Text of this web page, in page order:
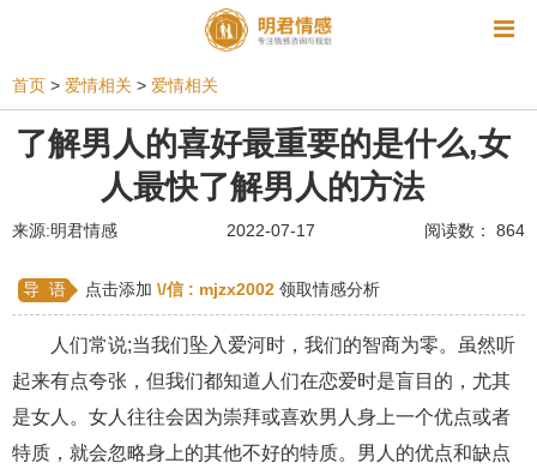
相亲 同性恋 恋爱技巧 挽回爱情
爱情相关 星座情感 离婚
姻缘测试 怀孕 交友
感情挽回 双鱼座男生 情感测试
水瓶座男生 摩羯座男生 射手座男生
天蝎座男生 天秤座男生 处女座男生
爱情诗句 狮子座男生 爱情歌曲 爱情图片
首页 > 爱情相关 > 爱情相关
了解男人的喜好最重要的是什么,女
人最快了解男人的方法
来源:明君情感 2022-07-17 阅读数： 864
导 语 点击添加 \/信 : mjzx2002 领取情感分析
人们常说;当我们坠入爱河时，我们的智商为零。虽然听
起来有点夸张，但我们都知道人们在恋爱时是盲目的，尤其
是女人。女人往往会因为崇拜或喜欢男人身上一个优点或者
特质，就会忽略身上的其他不好的特质。男人的优点和缺点